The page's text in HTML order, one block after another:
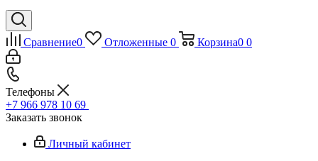
Сравнение0 Отложенные 0 Корзина0 0
Телефоны
+7 966 978 10 69
Заказать звонок
Личный кабинет